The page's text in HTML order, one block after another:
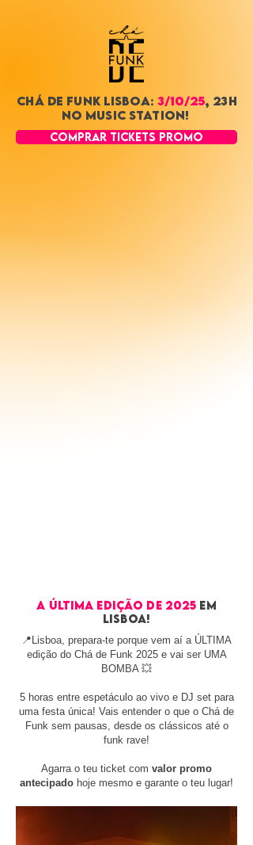
CHÁ DE FUNK LISBOA: 3/10/25, 23h
no music station!
COMPRAR TICKETS PROMO
A ÚLTIMA EDIÇÃO DE 2025 EM
LISBOA!
📍Lisboa, prepara-te porque vem aí a ÚLTIMA
edição do Chá de Funk 2025 e vai ser UMA
BOMBA 💥
5 horas entre espetáculo ao vivo e DJ set para
uma festa única! Vais entender o que o Chá de
Funk sem pausas, desde os clássicos até o
funk rave!
Agarra o teu ticket com valor promo
antecipado hoje mesmo e garante o teu lugar!